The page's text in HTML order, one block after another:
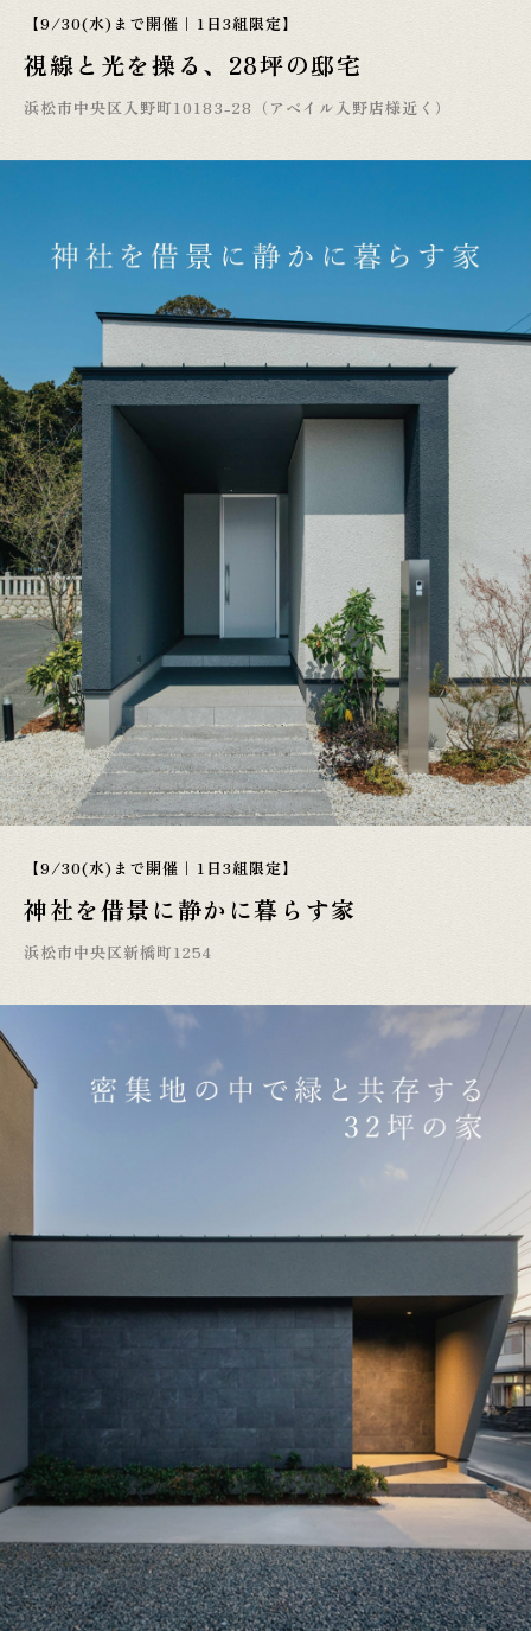
【9/30(水)まで開催｜1日3組限定】
視線と光を操る、28坪の邸宅
浜松市中央区入野町10183-28（アベイル入野店様近く）
【9/30(水)まで開催｜1日3組限定】
神社を借景に静かに暮らす家
浜松市中央区新橋町1254